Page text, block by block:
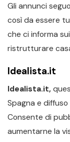
Gli annunci
così da essere
che ci informa
ristrutturare
Idealista.it
Idealista.it,
Spagna e
Consente di
aumentarne la